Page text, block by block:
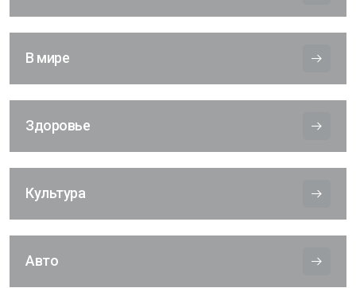
В мире
Здоровье
Культура
Авто